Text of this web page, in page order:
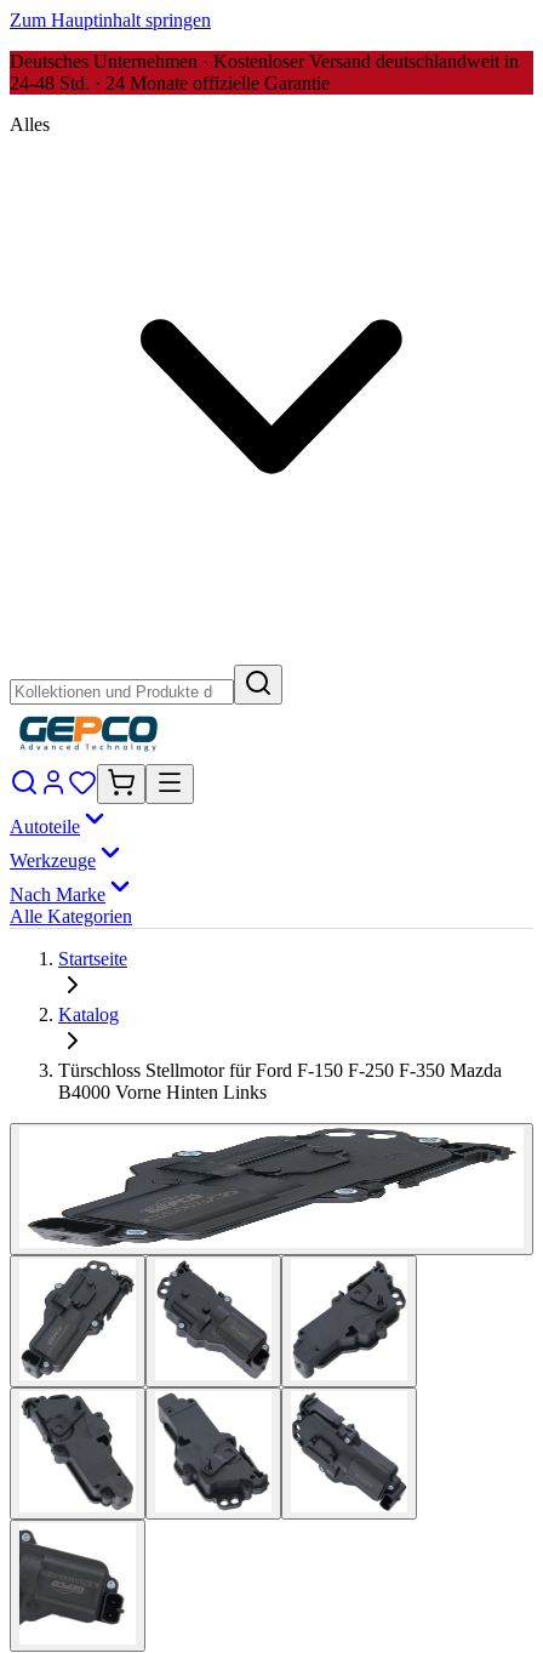
Zum Hauptinhalt springen
Deutsches Unternehmen · Kostenloser Versand deutschlandweit in
24-48 Std. · 24 Monate offizielle Garantie
Alles
Autoteile
Werkzeuge
Nach Marke
Alle Kategorien
Startseite
Katalog
Türschloss Stellmotor für Ford F-150 F-250 F-350 Mazda
B4000 Vorne Hinten Links